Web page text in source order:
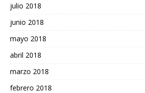
julio 2018
junio 2018
mayo 2018
abril 2018
marzo 2018
febrero 2018